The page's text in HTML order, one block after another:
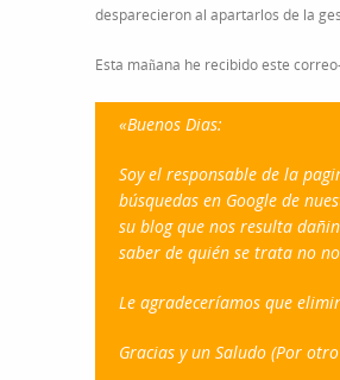
desparecieron al apartarlos de la
Esta mañana he recibido este
«Buenos Dias:
Soy el responsable de la
búsquedas en Google de
su blog que nos resulta
saber de quién se trata no
Le agradeceríamos que
Gracias y un Saludo (Por